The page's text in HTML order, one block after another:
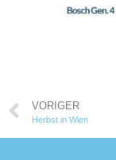
VORIGER
Herbst in Wien